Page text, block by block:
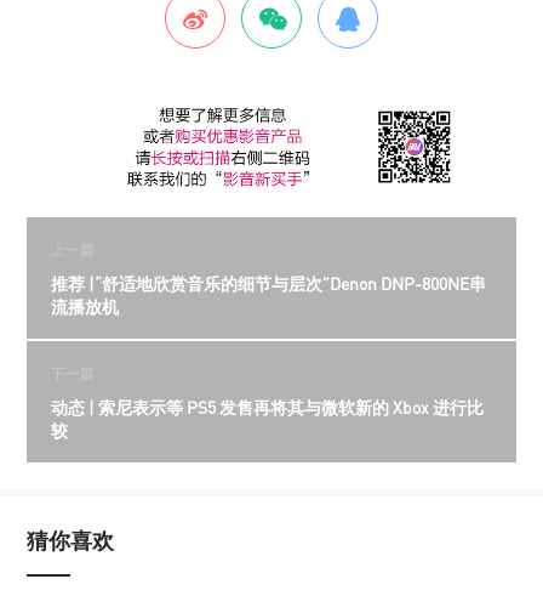
上一篇
推荐 |“舒适地欣赏音乐的细节与层次”Denon DNP-800NE串
流播放机
下一篇
动态 | 索尼表示等 PS5 发售再将其与微软新的 Xbox 进行比
较
猜你喜欢